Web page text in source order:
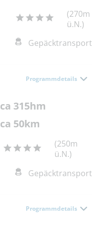
(270m
ü.N.)
Gepäcktransport
Programmdetails
ca 315hm
ca 50km
(250m
ü.N.)
Gepäcktransport
Programmdetails